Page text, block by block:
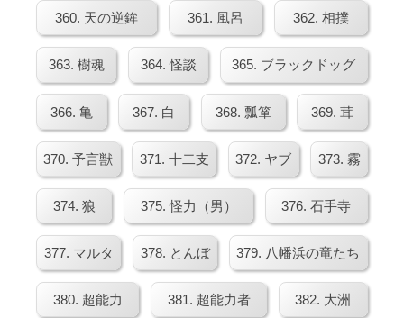
360. 天の逆鉾 361. 風呂 362. 相撲
363. 樹魂 364. 怪談 365. ブラックドッグ
366. 亀 367. 白 368. 瓢箪 369. 茸
370. 予言獣 371. 十二支 372. ヤブ 373. 霧
374. 狼 375. 怪力（男） 376. 石手寺
377. マルタ 378. とんぼ 379. 八幡浜の竜たち
380. 超能力 381. 超能力者 382. 大洲